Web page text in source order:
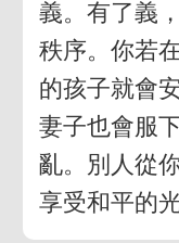
義。有了義
秩序。你若
的孩子就會
妻子也會服
亂。別人從
享受和平的光